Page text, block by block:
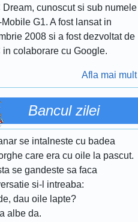
Dream, cunoscut si sub numele
Mobile G1. A fost lansat in
2008 si a fost dezvoltat de
in colaborare cu Google.
Afla mai mult
Bancul zilei
se intalneste cu badea
care era cu oile la pascut.
se gandeste sa faca
si-l intreaba:
dau oile lapte?
albe da.